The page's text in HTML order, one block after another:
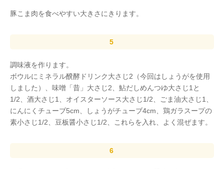
豚こま肉を食べやすい大きさにきります。
調味液を作ります。
ボウルにミネラル醗酵ドリンク大さじ2（今回はしょうがを使用
しました）、味噌「昔」大さじ2、鮎だしめんつゆ大さじ1と
1/2、酒大さじ1、オイスターソース大さじ1/2、ごま油大さじ1、
にんにくチューブ5cm、しょうがチューブ4cm、鶏ガラスープの
素小さじ1/2、豆板醤小さじ1/2、これらを入れ、よく混ぜます。